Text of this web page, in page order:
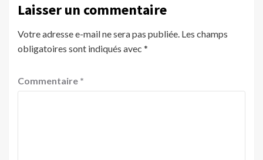
Laisser un commentaire
Votre adresse e-mail ne sera pas publiée. Les champs
obligatoires sont indiqués avec *
Commentaire *